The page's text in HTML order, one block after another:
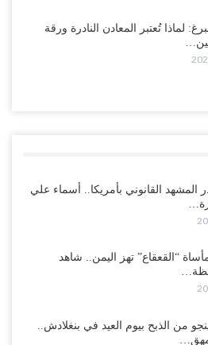
لماذا تُعتبر المعادن النادرة ورقة
المشهد القانوني بأمريكا.. أسماء علي
“القعقاع” تهز اليمن.. شاهد
من الذبح بيوم العيد في بنغلادش..